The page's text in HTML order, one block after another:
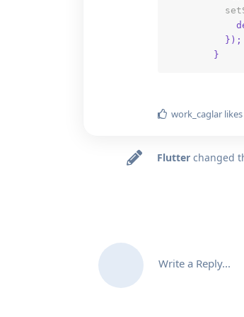
});
}
work_caglar
Flutter changed
Write a Reply...